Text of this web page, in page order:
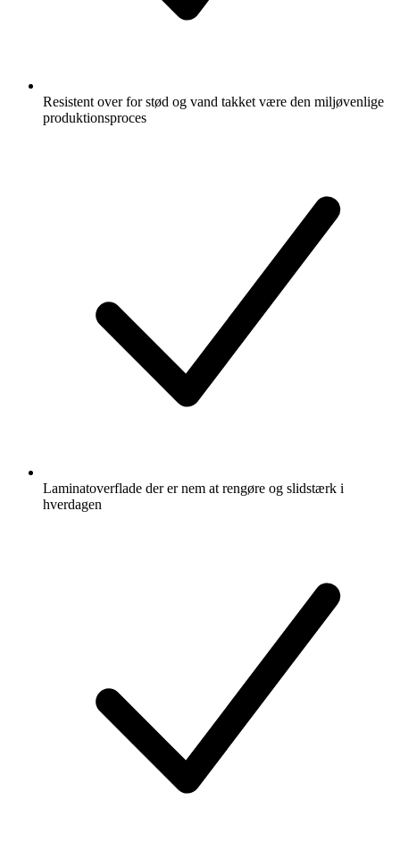
Resistent over for stød og vand takket være den miljøvenlige
produktionsproces
Laminatoverflade der er nem at rengøre og slidstærk i
hverdagen